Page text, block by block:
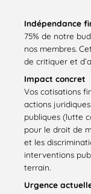
Indépendance
75% de notre
nos membres.
de critiquer et
Impact concret
Vos cotisations
actions
publiques (lutte
pour le droit de
et les
interventions
terrain.
Urgence